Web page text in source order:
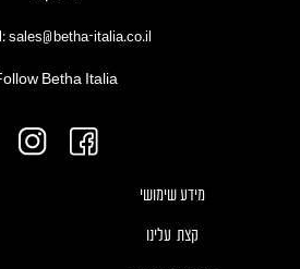
sales@betha-italia.co.il
Betha Italia
מידע שימושי
קצת עלינו